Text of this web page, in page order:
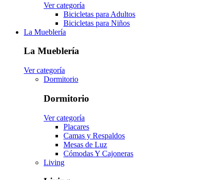
Ver categoría
Bicicletas para Adultos
Bicicletas para Niños
La Mueblería
La Mueblería
Ver categoría
Dormitorio
Dormitorio
Ver categoría
Placares
Camas y Respaldos
Mesas de Luz
Cómodas Y Cajoneras
Living